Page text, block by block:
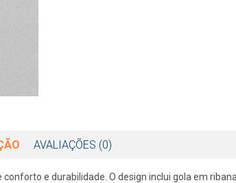
AVALIAÇÕES (0)
e durabilidade. O design inclui gola em